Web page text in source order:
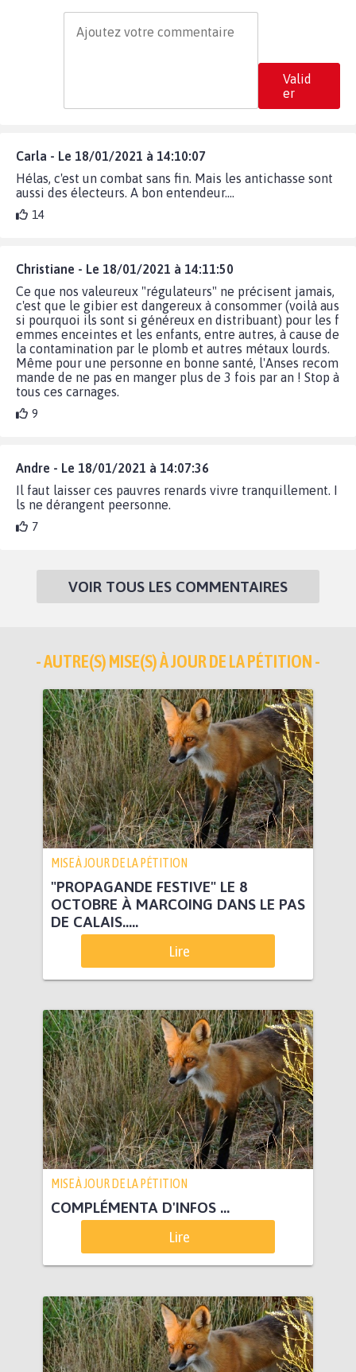
Valid
er
Carla - Le 18/01/2021 à 14:10:07
Hélas, c'est un combat sans fin. Mais les antichasse sont
aussi des électeurs. A bon entendeur....
14
Christiane - Le 18/01/2021 à 14:11:50
Ce que nos valeureux "régulateurs" ne précisent jamais,
c'est que le gibier est dangereux à consommer (voilà aus
si pourquoi ils sont si généreux en distribuant) pour les f
emmes enceintes et les enfants, entre autres, à cause de
la contamination par le plomb et autres métaux lourds.
Même pour une personne en bonne santé, l'Anses recom
mande de ne pas en manger plus de 3 fois par an ! Stop à
tous ces carnages.
9
Andre - Le 18/01/2021 à 14:07:36
Il faut laisser ces pauvres renards vivre tranquillement. I
ls ne dérangent peersonne.
7
VOIR TOUS LES COMMENTAIRES
- AUTRE(S) MISE(S) À JOUR DE LA PÉTITION -
MISE À JOUR DE LA PÉTITION
"PROPAGANDE FESTIVE" LE 8
OCTOBRE À MARCOING DANS LE PAS
DE CALAIS.....
Lire
MISE À JOUR DE LA PÉTITION
COMPLÉMENTA D'INFOS ...
Lire